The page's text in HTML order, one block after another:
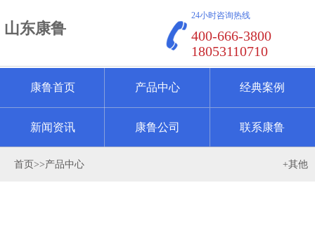
山东康鲁
24小时咨询热线
400-666-3800
18053110710
康鲁首页 产品中心 经典案例
新闻资讯 康鲁公司 联系康鲁
首页 >>产品中心 +其他